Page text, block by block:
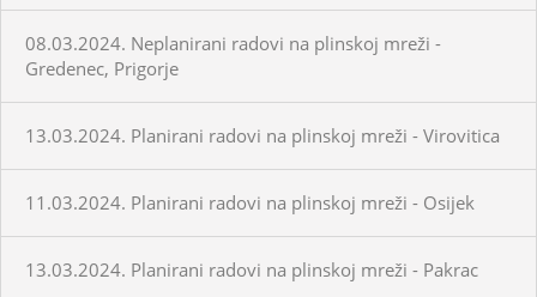
08.03.2024. Neplanirani radovi na plinskoj mreži -
Gredenec, Prigorje
13.03.2024. Planirani radovi na plinskoj mreži - Virovitica
11.03.2024. Planirani radovi na plinskoj mreži - Osijek
13.03.2024. Planirani radovi na plinskoj mreži - Pakrac